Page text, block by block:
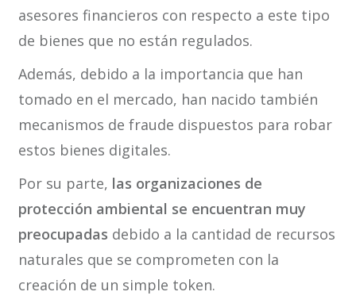
asesores financieros con respecto a este tipo
de bienes que no están regulados.
Además, debido a la importancia que han
tomado en el mercado, han nacido también
mecanismos de fraude dispuestos para robar
estos bienes digitales.
Por su parte, las organizaciones de
protección ambiental se encuentran muy
preocupadas debido a la cantidad de recursos
naturales que se comprometen con la
creación de un simple token.